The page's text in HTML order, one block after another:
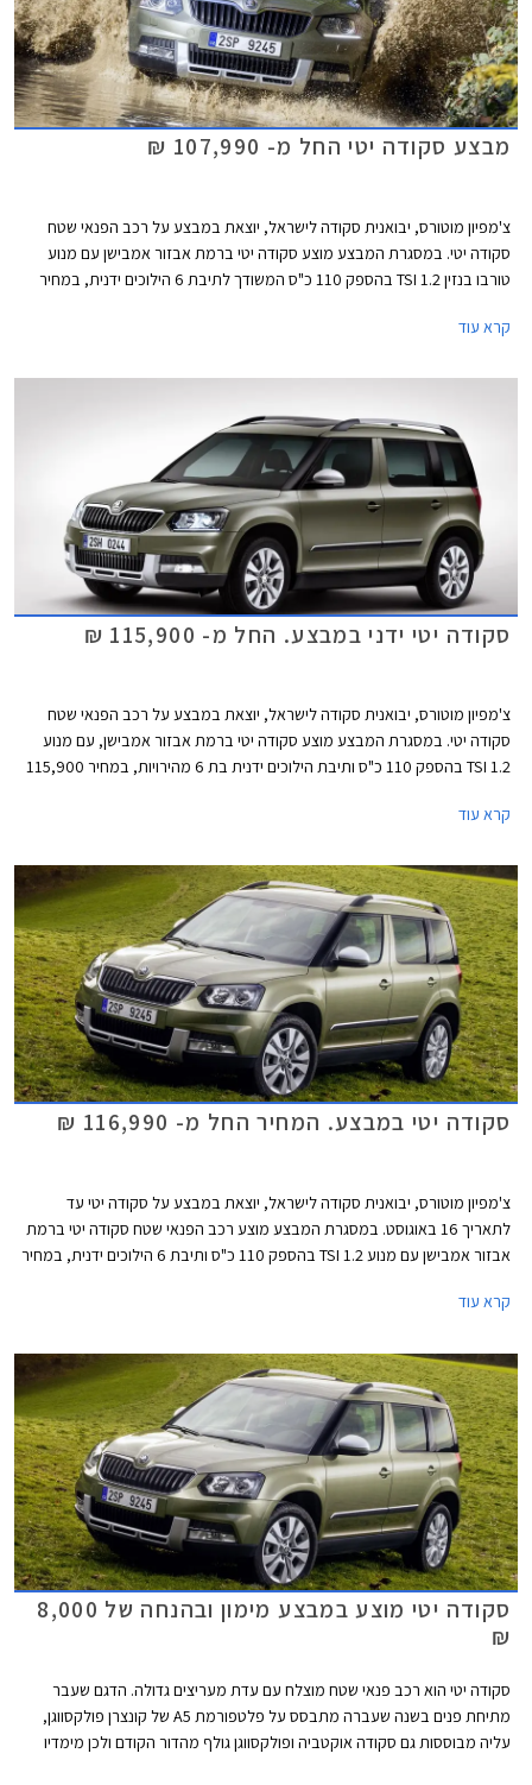
מבצע סקודה יטי החל מ- 107,990 ₪
צ'מפיון מוטורס, יבואנית סקודה לישראל, יוצאת במבצע על רכב הפנאי שטח
סקודה יטי. במסגרת המבצע מוצע סקודה יטי ברמת אבזור אמבישן עם מנוע
טורבו בנזין 1.2 TSI בהספק 110 כ"ס המשודך לתיבת 6 הילוכים ידנית, במחיר
קרא עוד
סקודה יטי ידני במבצע. החל מ- 115,900 ₪
צ'מפיון מוטורס, יבואנית סקודה לישראל, יוצאת במבצע על רכב הפנאי שטח
סקודה יטי. במסגרת המבצע מוצע סקודה יטי ברמת אבזור אמבישן, עם מנוע
1.2 TSI בהספק 110 כ"ס ותיבת הילוכים ידנית בת 6 מהירויות, במחיר 115,900
קרא עוד
סקודה יטי במבצע. המחיר החל מ- 116,990 ₪
צ'מפיון מוטורס, יבואנית סקודה לישראל, יוצאת במבצע על סקודה יטי עד
לתאריך 16 באוגוסט. במסגרת המבצע מוצע רכב הפנאי שטח סקודה יטי ברמת
אבזור אמבישן עם מנוע 1.2 TSI בהספק 110 כ"ס ותיבת 6 הילוכים ידנית, במחיר
₪.
קרא עוד
סקודה יטי מוצע במבצע מימון ובהנחה של 8,000
₪
סקודה יטי הוא רכב פנאי שטח מוצלח עם עדת מעריצים גדולה. הדגם שעבר
מתיחת פנים בשנה שעברה מתבסס על פלטפורמת A5 של קונצרן פולקסווגן,
עליה מבוססות גם סקודה אוקטביה ופולקסווגן גולף מהדור הקודם ולכן מימדיו